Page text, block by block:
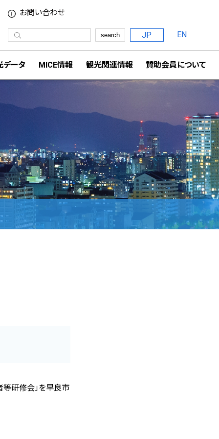
お問い合わせ
search JP EN
データ MICE情報 観光関連情報 賛助会員について
等研修会」を早良市